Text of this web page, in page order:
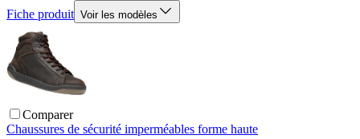
Fiche produit Voir les modèles
Comparer
Chaussures de sécurité imperméables forme haute